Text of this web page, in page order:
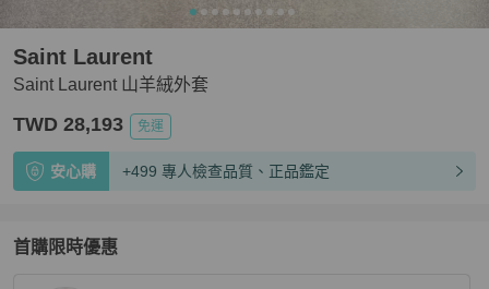
Saint Laurent 山羊絨外套
Saint Laurent
TWD 28,193 免運
安心購 +499 專人檢查品質、正品鑑定
首購限時優惠